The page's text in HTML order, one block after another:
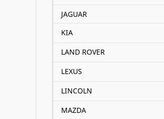
JAGUAR
KIA
LAND ROVER
LEXUS
LINCOLN
MAZDA